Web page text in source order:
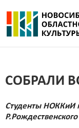
СОБРАЛИ
Студенты НОККиИ